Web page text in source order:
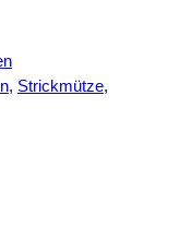
, Strickmütze